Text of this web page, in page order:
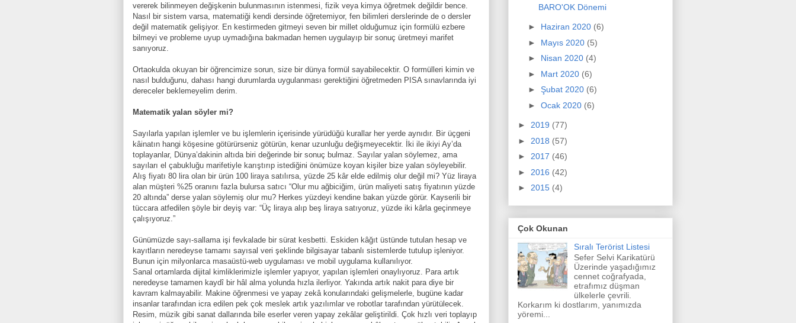
vererek bilinmeyen değişkenin bulunmasının istenmesi, fizik veya kimya öğretmek değildir bence.
Nasıl bir sistem varsa, matematiği kendi dersinde öğretemiyor, fen bilimleri derslerinde de o dersler
değil matematik gelişiyor. En kestirmeden gitmeyi seven bir millet olduğumuz için formülü ezbere
bilmeyi ve probleme uyup uymadığına bakmadan hemen uygulayıp bir sonuç üretmeyi marifet
sanıyoruz.
Ortaokulda okuyan bir öğrencimize sorun, size bir dünya formül sayabilecektir. O formülleri kimin ve
nasıl bulduğunu, dahası hangi durumlarda uygulanması gerektiğini öğretmeden PISA sınavlarında iyi
dereceler beklemeyelim derim.
Matematik yalan söyler mi?
Sayılarla yapılan işlemler ve bu işlemlerin içerisinde yürüdüğü kurallar her yerde aynıdır. Bir üçgeni
kâinatın hangi köşesine götürürseniz götürün, kenar uzunluğu değişmeyecektir. İki ile ikiyi Ay’da
toplayanlar, Dünya’dakinin altıda biri değerinde bir sonuç bulmaz. Sayılar yalan söylemez, ama
sayıları el çabukluğu marifetiyle karıştırıp istediğini önümüze koyan kişiler bize yalan söyleyebilir.
Alış fiyatı 80 lira olan bir ürün 100 liraya satılırsa, yüzde 25 kâr elde edilmiş olur değil mi? Yüz liraya
alan müşteri %25 oranını fazla bulursa satıcı “Olur mu ağbiciğim, ürün maliyeti satış fiyatının yüzde
20 altında” derse yalan söylemiş olur mu? Herkes yüzdeyi kendine bakan yüzde görür. Kayserili bir
tüccara atfedilen şöyle bir deyiş var: “Üç liraya alıp beş liraya satıyoruz, yüzde iki kârla geçinmeye
çalışıyoruz.”
Günümüzde sayı-sallama işi fevkalade bir sürat kesbetti. Eskiden kâğıt üstünde tutulan hesap ve
kayıtların neredeyse tamamı sayısal veri şeklinde bilgisayar tabanlı sistemlerde tutulup işleniyor.
Bunun için milyonlarca masaüstü-web uygulaması ve mobil uygulama kullanılıyor.
Sanal ortamlarda dijital kimliklerimizle işlemler yapıyor, yapılan işlemleri onaylıyoruz. Para artık
neredeyse tamamen kaydî bir hâl alma yolunda hızla ilerliyor. Yakında artık nakit para diye bir
kavram kalmayabilir. Makine öğrenmesi ve yapay zekâ konularındaki gelişmelerle, bugüne kadar
insanlar tarafından icra edilen pek çok meslek artık yazılımlar ve robotlar tarafından yürütülecek.
Resim, müzik gibi sanat dallarında bile eserler veren yapay zekâlar geliştirildi. Çok hızlı veri toplayıp
BARO'OK Dönemi
► Haziran 2020 (6)
► Mayıs 2020 (5)
► Nisan 2020 (4)
► Mart 2020 (6)
► Şubat 2020 (6)
► Ocak 2020 (6)
► 2019 (77)
► 2018 (57)
► 2017 (46)
► 2016 (42)
► 2015 (4)
Çok Okunan
Sıralı Terörist Listesi
Sefer Selvi Karikatürü
Üzerinde yaşadığımız
cennet coğrafyada,
etrafımız düşman
ülkelerle çevrili.
Korkarım ki dostlarım, yanımızda
yöremi...